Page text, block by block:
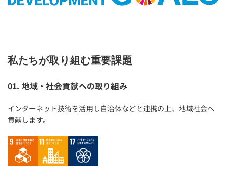
私たちが取り組む重要課題
01. 地域・社会貢献への取り組み
インターネット技術を活用し自治体などと連携の上、地域社会へ
貢献します。